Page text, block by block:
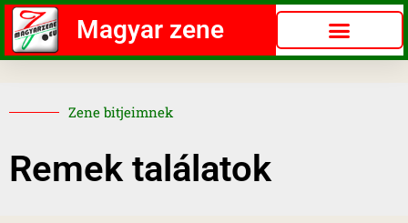
Magyar zene
Zene bitjeimnek
Remek találatok